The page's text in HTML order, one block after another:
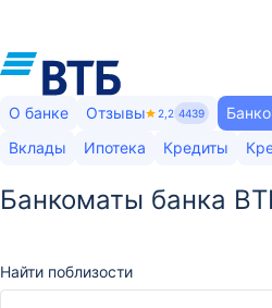
О банке Отзывы 2,2 4439
Вклады
Ипотека Кредиты
Банкоматы банка
Найти поблизости